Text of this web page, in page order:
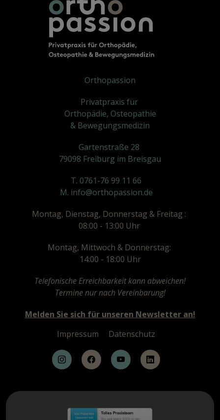
Orthopassion
Privatpraxis für
Orthopädie, Osteopathie
& Bewegungsmedizin
Gartenstraße 28
79098 Freiburg im Breisgau
T. 0761-76 99 11 66
M. info@orthopassion.de
Montag, Dienstag, Donnerstag & Freitag :
08:00 - 13:00 Uhr
Montag, Mittwoch & Donnerstag:
14:00 - 18:00 Uhr
Telefonische Erreichbarkeit kann abweichen!
Termine nur nach Vereinbarung!
Melden Sie sich für unseren Newsletter an!
Impressum
Datenschutz